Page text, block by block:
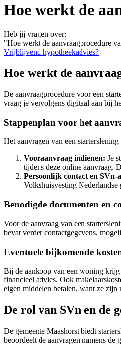
Hoe werkt de
Heb jij vragen over:
"Hoe werkt de aanvraagprocedure
Vrijblijvend hypotheekadvies?
Hoe werkt de
De aanvraagprocedure voor een
vraag je vervolgens digitaal aan bij
Stappenplan voor het
Het aanvragen van een
Vooraanvraag indienen: Je
tijdens deze online aanvraag.
Persoonlijk contact en SVn-
Volkshuisvesting Nederlandse
Benodigde documenten en
Voor de aanvraag van een
bevat verder contactgegevens,
Eventuele bijkomende
Bij de aankoop van een woning krijg
financieel advies. Ook
eigen middelen betalen, want ze zijn
De rol van SVn en de
De gemeente Maashorst biedt
beoordeelt de aanvragen namens